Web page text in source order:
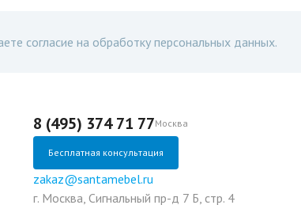
согласие на обработку персональных данных.
8 (495) 374 71 77Москва
Бесплатная консультация
zakaz@santamebel.ru
г. Москва, Сигнальный пр-д 7 Б, стр. 4